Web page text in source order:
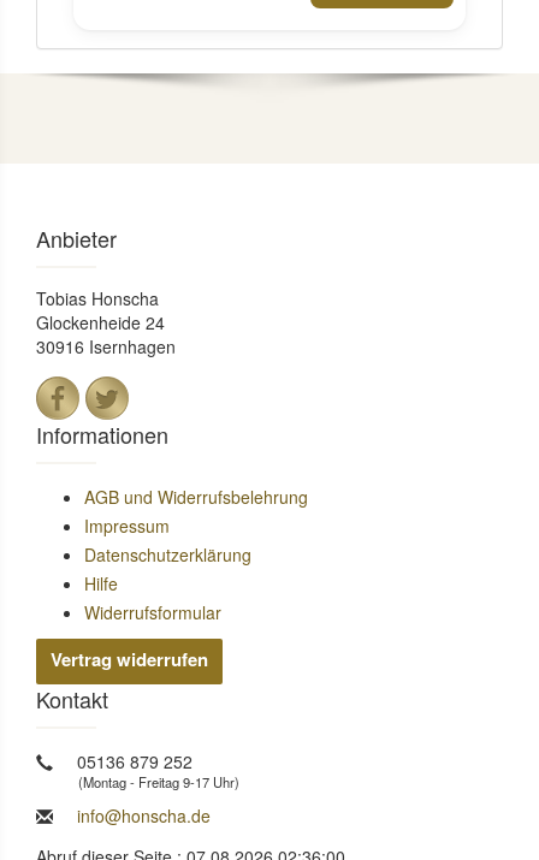
Anbieter
Tobias Honscha
Glockenheide 24
30916 Isernhagen
Informationen
AGB und Widerrufsbelehrung
Impressum
Datenschutzerklärung
Hilfe
Widerrufsformular
Vertrag widerrufen
Kontakt
05136 879 252
(Montag - Freitag 9-17 Uhr)
info@honscha.de